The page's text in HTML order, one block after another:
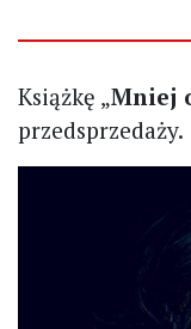
Książkę „Mniej
przedsprzedaży.